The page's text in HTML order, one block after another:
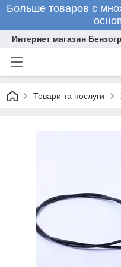
Больше товаров с
Интернет магазин
Товари та послуги